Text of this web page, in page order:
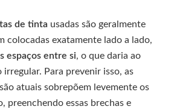
de tinta usadas são geralmente
colocadas exatamente lado a lado,
espaços entre si, o que daria ao
Para prevenir isso, as
atuais sobrepõem levemente os
preenchendo essas brechas e